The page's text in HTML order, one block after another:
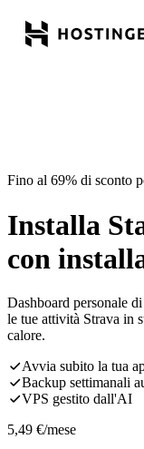
Fino al 69% di sconto
Installa
con
Dashboard personale
le tue attività Strava in
calore.
Avvia subito la tua
Backup settimanali
VPS gestito dall'AI
5,49 €/mese